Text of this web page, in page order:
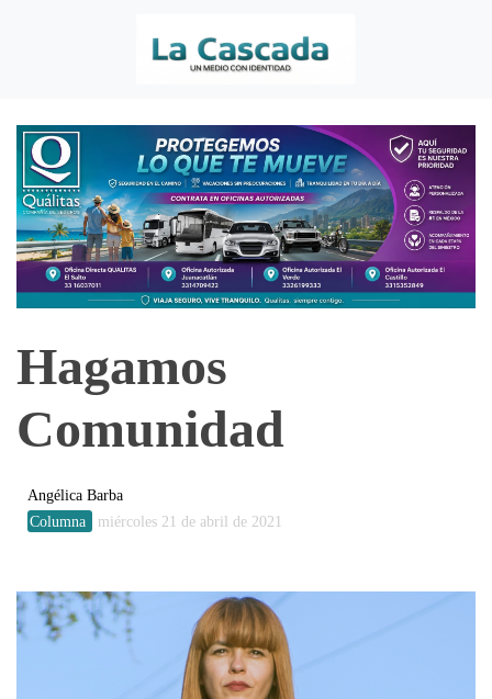
Hagamos
Comunidad
Angélica Barba
Columna
miércoles 21 de abril de 2021